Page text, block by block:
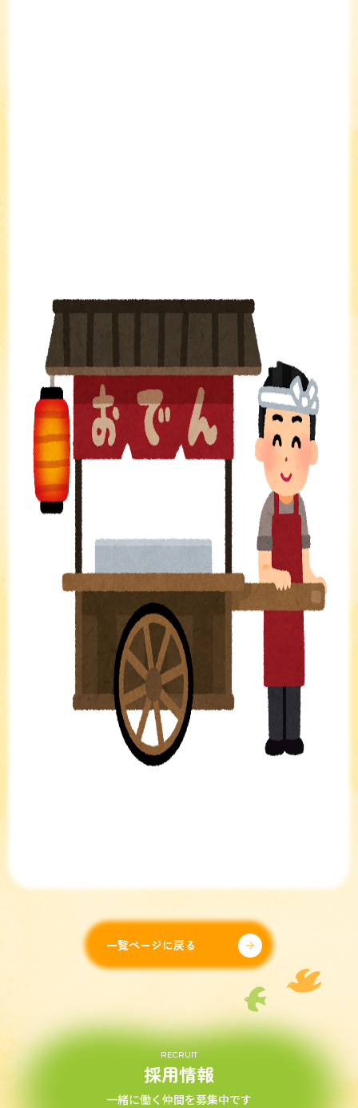
一覧ページに戻る
RECRUIT
採用情報
一緒に働く仲間を募集中です